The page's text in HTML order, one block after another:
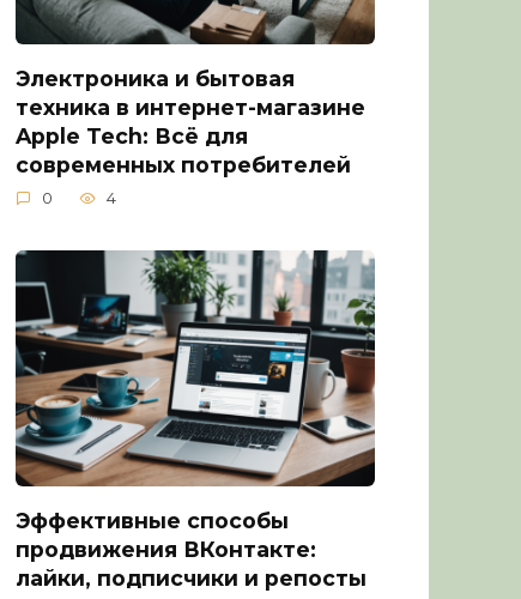
Электроника и бытовая
техника в интернет-магазине
Apple Tech: Всё для
современных потребителей
0 4
Эффективные способы
продвижения ВКонтакте:
лайки, подписчики и репосты